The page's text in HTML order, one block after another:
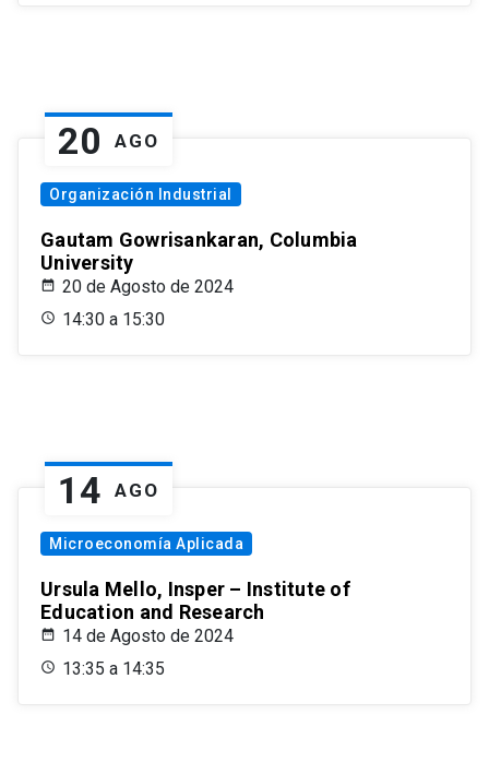
20 AGO
Organización Industrial
Gautam Gowrisankaran, Columbia
University
20 de Agosto de 2024
14:30 a 15:30
14 AGO
Microeconomía Aplicada
Ursula Mello, Insper – Institute of
Education and Research
14 de Agosto de 2024
13:35 a 14:35